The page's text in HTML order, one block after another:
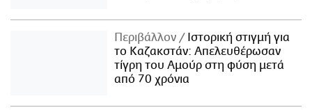
Περιβάλλον
Ιστορική στιγμή για
το Καζακστάν: Απελευθέρωσαν
τίγρη του Αμούρ στη φύση μετά
από 70 χρόνια